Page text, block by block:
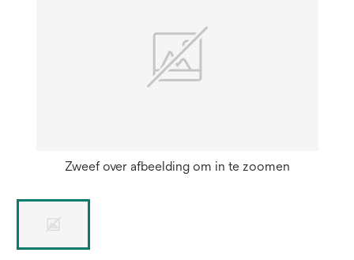
Zweef over afbeelding om in te zoomen